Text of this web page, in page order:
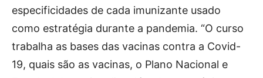
especificidades de cada imunizante usado
como estratégia durante a pandemia. “O curso
trabalha as bases das vacinas contra a Covid-
19, quais são as vacinas, o Plano Nacional e